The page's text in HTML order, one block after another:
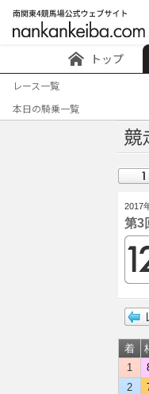
トップ
レース一覧
本日の騎乗一覧
2017
第
着
1
2